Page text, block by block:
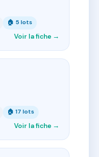
🏠 5 lots
Voir la fiche →
🏠 17 lots
Voir la fiche →